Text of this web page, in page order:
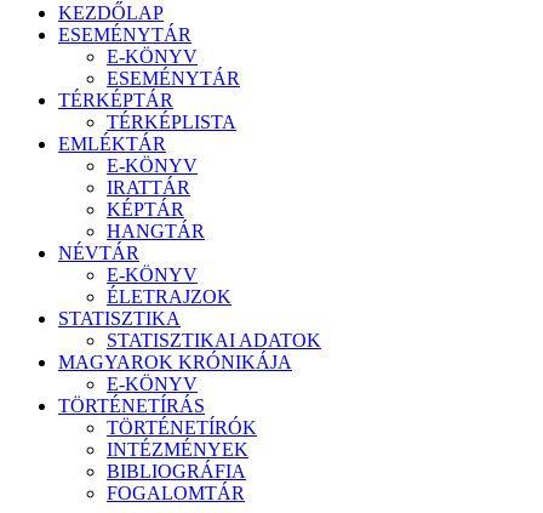
KEZDŐLAP
ESEMÉNYTÁR
E-KÖNYV
ESEMÉNYTÁR
TÉRKÉPTÁR
TÉRKÉPLISTA
EMLÉKTÁR
E-KÖNYV
IRATTÁR
KÉPTÁR
HANGTÁR
NÉVTÁR
E-KÖNYV
ÉLETRAJZOK
STATISZTIKA
STATISZTIKAI ADATOK
MAGYAROK KRÓNIKÁJA
E-KÖNYV
TÖRTÉNETÍRÁS
TÖRTÉNETÍRÓK
INTÉZMÉNYEK
BIBLIOGRÁFIA
FOGALOMTÁR